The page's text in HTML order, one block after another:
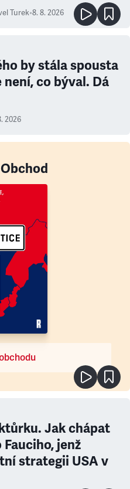
Turek•8. 8. 2026
by stála spousta
není, co býval. Dá
2026
Jak chápat
jenž
strategii USA v